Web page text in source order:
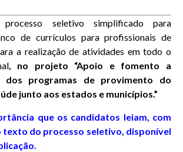
processo seletivo simplificado para
de currículos para profissionais de
a realização de atividades em todo o
, no projeto “Apoio e fomento a
dos programas de provimento do
junto aos estados e municípios.”
que os candidatos leiam, com
texto do processo seletivo, disponível